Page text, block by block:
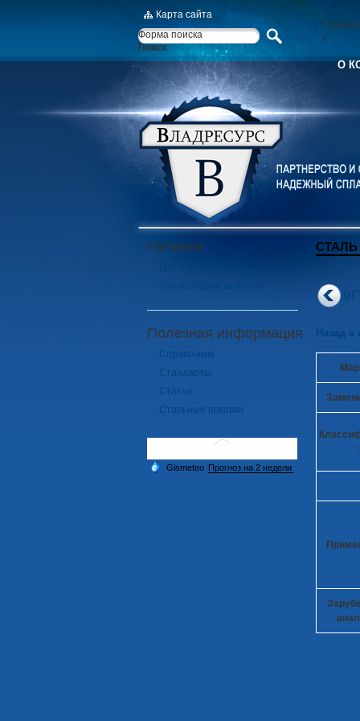
О
Карта сайта
Форма поиска
Поиск
СТАЛЬ
Назад
:
Галереи
Полезная информация
Справочник
Стандарты
Статьи
Стальные поковки